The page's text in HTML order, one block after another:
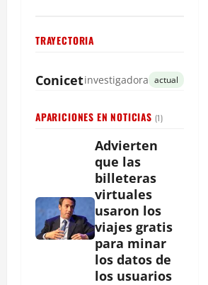
TRAYECTORIA
Conicetinvestigadora actual
APARICIONES EN NOTICIAS (1)
Advierten
que las
billeteras
virtuales
usaron los
viajes gratis
para minar
los datos de
los usuarios